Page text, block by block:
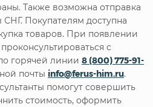
Также возможна отправка
СНГ. Покупателям доступна
товаров. При появлении
с
горячей линии 8 (800) 775-91-
почты info@ferus-him.ru.
помогут совершить
стоимость, оформить